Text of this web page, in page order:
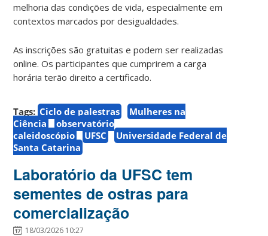
melhoria das condições de vida, especialmente em
contextos marcados por desigualdades.
As inscrições são gratuitas e podem ser realizadas
online. Os participantes que cumprirem a carga
horária terão direito a certificado.
Tags: Ciclo de palestras
Mulheres na
Ciência
observatório
caleidoscópio
UFSC
Universidade Federal de
Santa Catarina
Laboratório da UFSC tem
sementes de ostras para
comercialização
18/03/2026 10:27